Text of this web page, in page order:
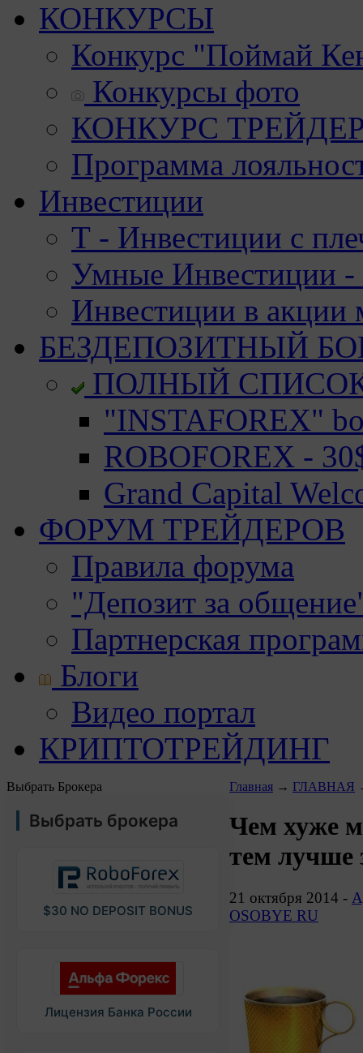
КОНКУРСЫ
Конкурс "Поймай
Конкурсы фото
КОНКУРС
Программа
Инвестиции
Т - Инвестиции с
Умные Инвестиции -
Инвестиции в акции
БЕЗДЕПОЗИТНЫЙ
ПОЛНЫЙ
"INSTAFOREX"
ROBOFOREX -
Grand Capital
ФОРУМ ТРЕЙДЕРОВ
Правила форума
"Депозит за
Партнерская
Блоги
Видео портал
КРИПТОТРЕЙДИНГ
Выбрать Брокера
Выбрать брокера
$30 NO DEPOSIT BONUS
Лицензия Банка России
Главная → ГЛАВНАЯ
Чем хуже
тем лучше
21 октября 2014 -
OSOBYE RU